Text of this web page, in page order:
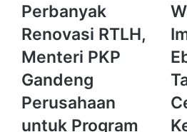
Perbanyak
Renovasi
RTLH,
Menteri
PKP
Gandeng
Perusahaan
untuk
Program
Perbanyak
Renovasi RTLH,
Menteri PKP
Gandeng
Perusahaan
untuk Program
Cek
21